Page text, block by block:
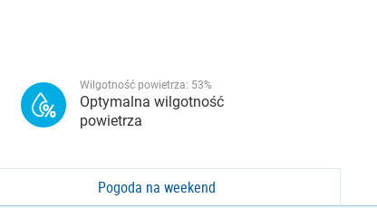
Wilgotność powietrza: 53%
Optymalna wilgotność
powietrza
Pogoda na weekend